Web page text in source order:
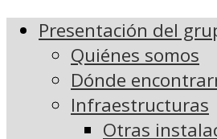
Presentación del
Quiénes somos
Dónde
Infraestructuras
Otras